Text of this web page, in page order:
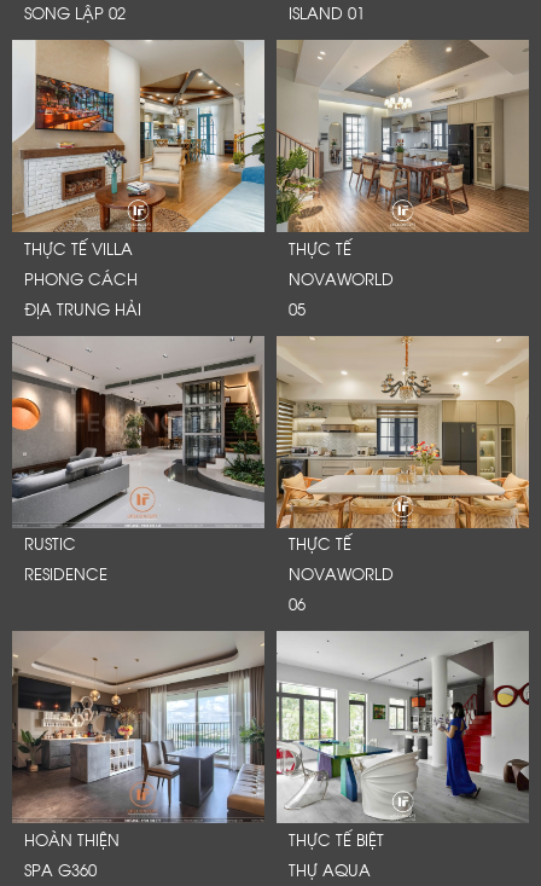
SONG LẬP 02
ISLAND 01
THỰC TẾ VILLA
PHONG CÁCH
ĐỊA TRUNG HẢI
THỰC TẾ
NOVAWORLD
05
RUSTIC
RESIDENCE
THỰC TẾ
NOVAWORLD
06
HOÀN THIỆN
SPA G360
THỰC TẾ BIỆT
THỰ AQUA